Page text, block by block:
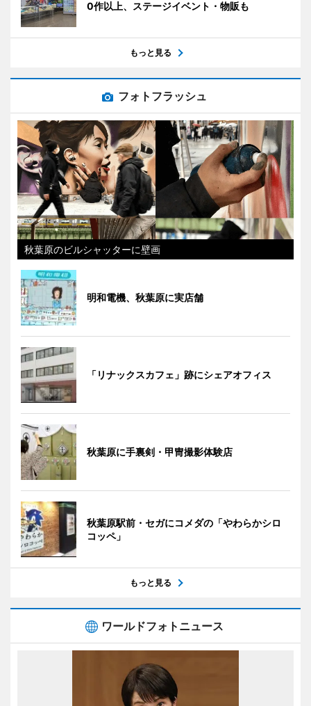
0作以上、ステージイベント・物販も
もっと見る
フォトフラッシュ
秋葉原のビルシャッターに壁画
明和電機、秋葉原に実店舗
「リナックスカフェ」跡にシェアオフィス
秋葉原に手裏剣・甲冑撮影体験店
秋葉原駅前・セガにコメダの「やわらかシロ
コッペ」
もっと見る
ワールドフォトニュース